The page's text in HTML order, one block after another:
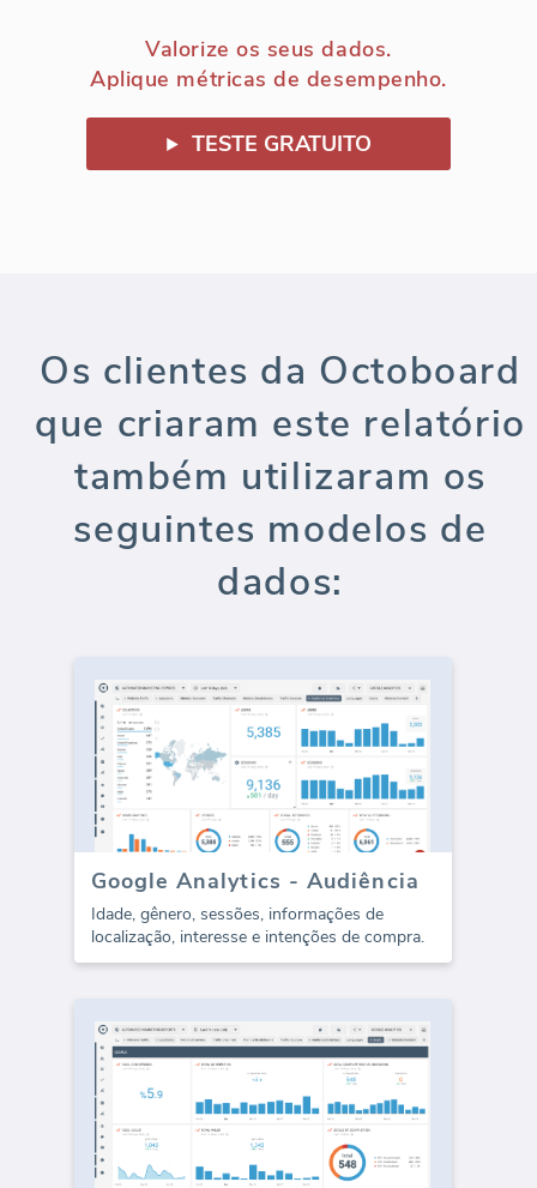
Valorize os seus dados.
Aplique métricas de desempenho.
TESTE GRATUITO
Os clientes da Octoboard
que criaram este relatório
também utilizaram os
seguintes modelos de
dados:
Google Analytics - Audiência
Idade, gênero, sessões, informações de
localização, interesse e intenções de compra.